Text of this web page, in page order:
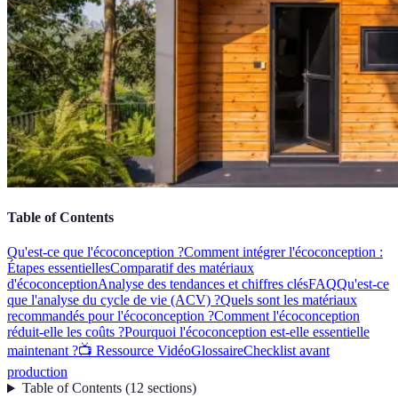
Table of Contents
Qu'est-ce que l'écoconception ?Comment intégrer l'écoconception :
Étapes essentiellesComparatif des matériaux
d'écoconceptionAnalyse des tendances et chiffres clésFAQQu'est-ce
que l'analyse du cycle de vie (ACV) ?Quels sont les matériaux
recommandés pour l'écoconception ?Comment l'écoconception
réduit-elle les coûts ?Pourquoi l'écoconception est-elle essentielle
maintenant ?📺 Ressource VidéoGlossaireChecklist avant
production
Table of Contents(12 sections)